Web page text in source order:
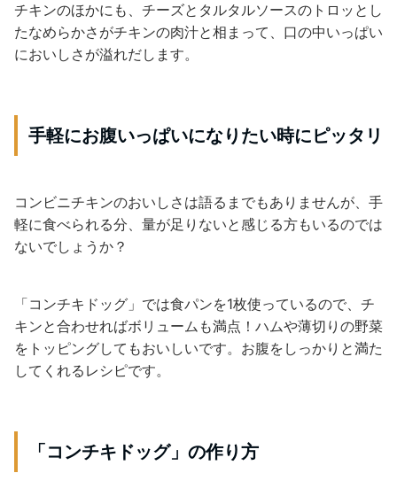
チキンのほかにも、チーズとタルタルソースのトロッとし
たなめらかさがチキンの肉汁と相まって、口の中いっぱい
においしさが溢れだします。
手軽にお腹いっぱいになりたい時にピッタリ
コンビニチキンのおいしさは語るまでもありませんが、手
軽に食べられる分、量が足りないと感じる方もいるのでは
ないでしょうか？
「コンチキドッグ」では食パンを1枚使っているので、チ
キンと合わせればボリュームも満点！ハムや薄切りの野菜
をトッピングしてもおいしいです。お腹をしっかりと満た
してくれるレシピです。
「コンチキドッグ」の作り方